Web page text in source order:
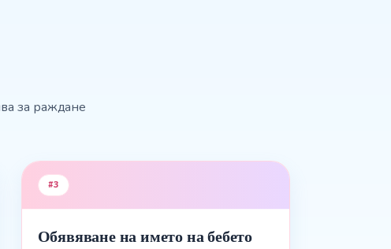
за раждане
#3
Обявяване на името на бебето